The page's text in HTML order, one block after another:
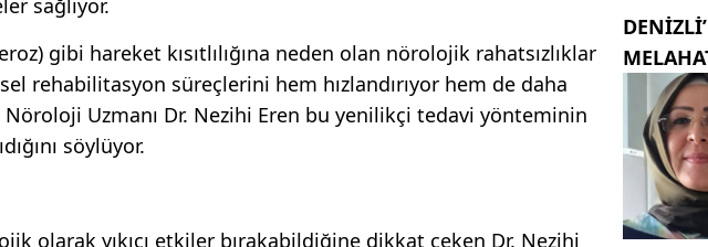
gibi hareket kısıtlılığına neden olan nörolojik rahatsızlıklar
rehabilitasyon süreçlerini hem hızlandırıyor hem de daha
Uzmanı Dr. Nezihi Eren bu yenilikçi tedavi yönteminin
söylüyor.
olarak yıkıcı etkiler bırakabildiğine dikkat çeken Dr. Nezihi